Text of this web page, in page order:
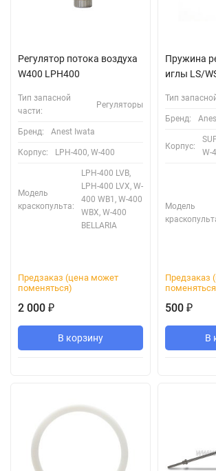
Регулятор потока воздуха
W400 LPH400
Тип запасной
части:
Регуляторы
Бренд: Anest Iwata
Корпус: LPH-400, W-400
Модель
краскопульта:
LPH-400 LVB,
LPH-400 LVX, W-
400 WB1, W-400
WBX, W-400
BELLARIA
Предзаказ (цена может
поменяться)
2 000 ₽
В корзину
Пружина
иглы LS/
Тип
Бренд:
Корпус:
W-
Модель
Предзаказ
500 ₽
В